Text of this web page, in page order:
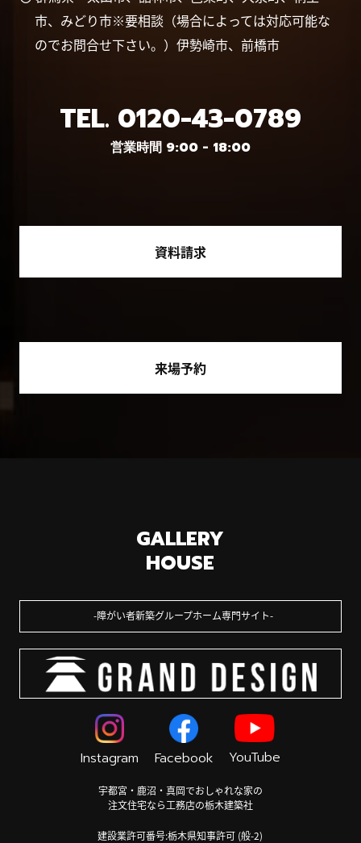
市、みどり市※要相談（場合によっては対応可能な
のでお問合せ下さい。）伊勢崎市、前橋市
TEL. 0120-43-0789
営業時間 9:00 - 18:00
資料請求
来場予約
GALLERY
HOUSE
障がい者新築グループホーム専門サイト
Instagram Facebook YouTube
宇都宮・鹿沼・真岡でおしゃれな家の
注文住宅なら工務店の栃木建築社
建設業許可番号:栃木県知事許可 (般-2)